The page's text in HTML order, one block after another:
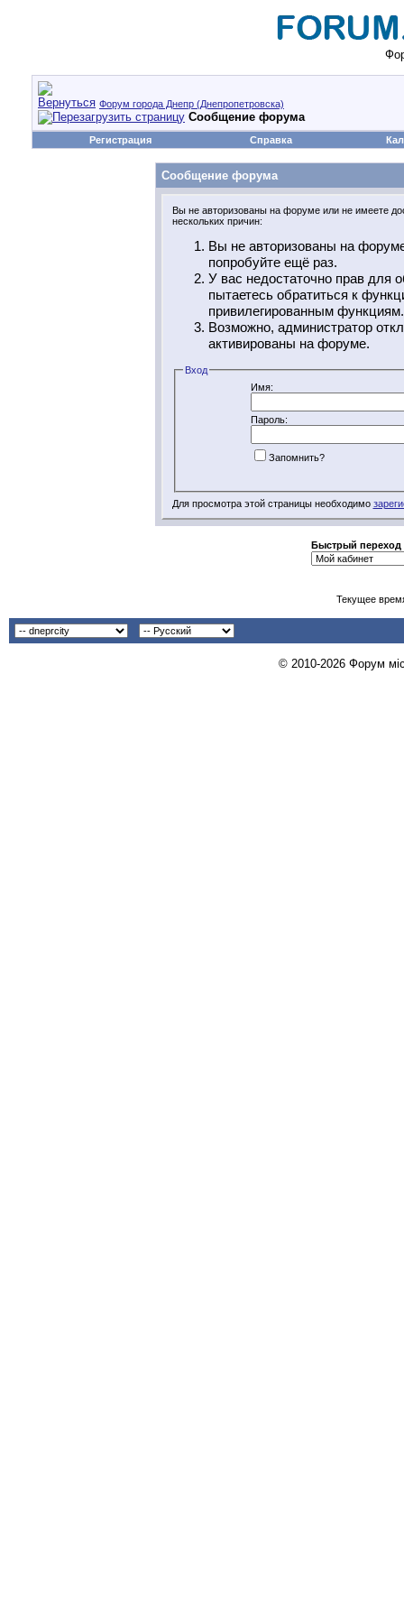
Форум города Днепр (Днепропетровска)
Сообщение форума
Регистрация Справка
Сообщение форума
Вы не авторизованы на форуме или не имеете
нескольких причин:
Вы не авторизованы на
попробуйте ещё раз.
У вас недостаточно прав для
пытаетесь обратиться к
привилегированным функциям.
Возможно, администратор
активированы на форуме.
Вход
Имя:
Пароль:
Запомнить?
Для просмотра этой страницы необходимо
Быстрый переход
Текущее
© 2010-2026 Форум